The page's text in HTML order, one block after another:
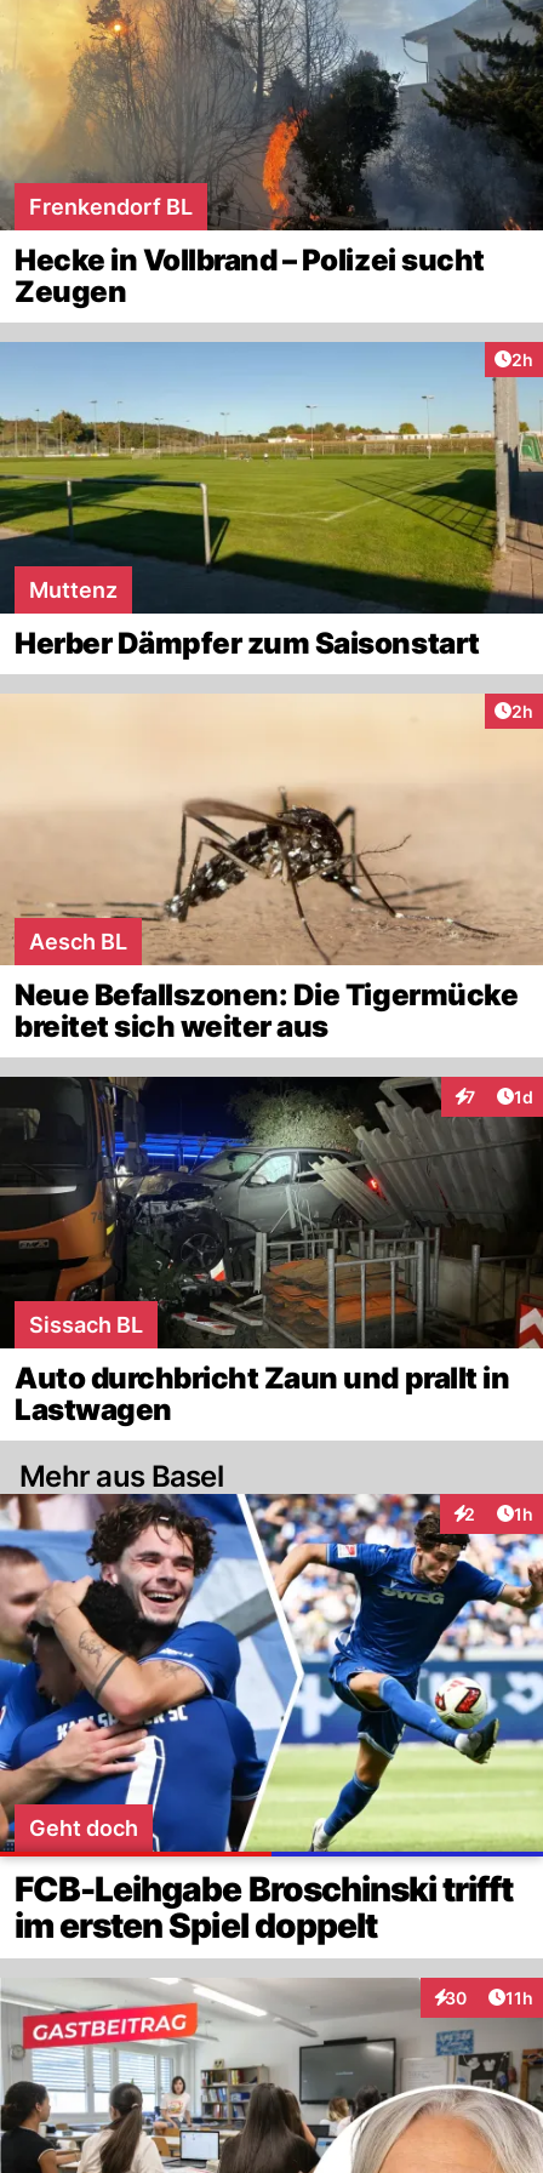
Frenkendorf BL
Hecke in Vollbrand – Polizei sucht
Zeugen
2h
Muttenz
Herber Dämpfer zum Saisonstart
2h
Aesch BL
Neue Befallszonen: Die Tigermücke
breitet sich weiter aus
7 1d
Sissach BL
Auto durchbricht Zaun und prallt in
Lastwagen
Mehr aus Basel
2 1h
Geht doch
FCB-Leihgabe Broschinski trifft
im ersten Spiel doppelt
30
Interaktionen
11h